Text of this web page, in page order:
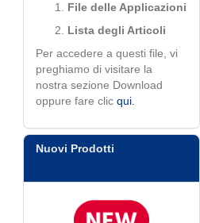
File delle Applicazioni
Lista degli Articoli
Per accedere a questi file, vi
preghiamo di visitare la
nostra sezione Download
oppure fare clicqui.
Nuovi Prodotti